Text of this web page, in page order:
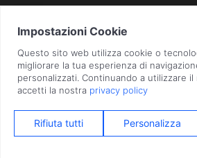
Bergamo n. 01496180165 · Capitale